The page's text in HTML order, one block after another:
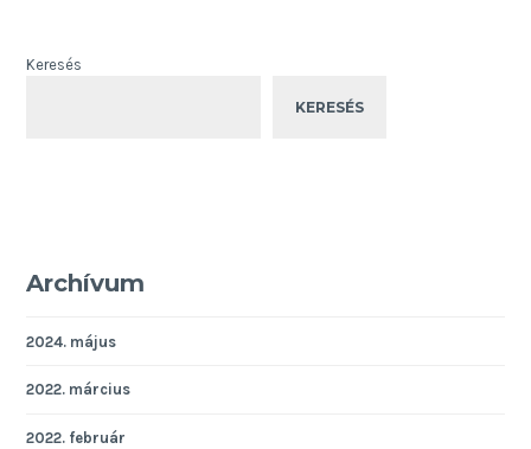
Keresés
KERESÉS
Archívum
2024. május
2022. március
2022. február